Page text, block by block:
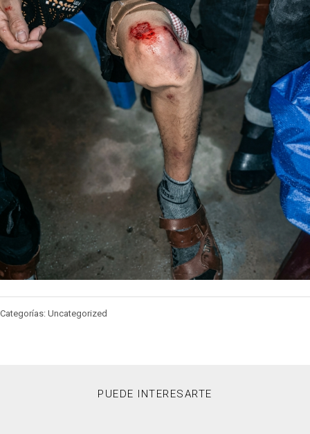
Categorías: Uncategorized
PUEDE INTERESARTE